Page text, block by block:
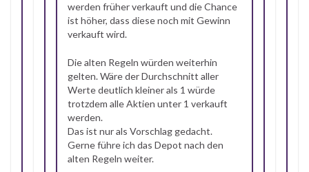
werden früher verkauft und die Chance
ist höher, dass diese noch mit Gewinn
verkauft wird.
Die alten Regeln würden weiterhin
gelten. Wäre der Durchschnitt aller
Werte deutlich kleiner als 1 würde
trotzdem alle Aktien unter 1 verkauft
werden.
Das ist nur als Vorschlag gedacht.
Gerne führe ich das Depot nach den
alten Regeln weiter.